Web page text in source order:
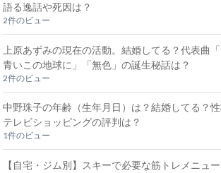
語る逸話や死因は？
2件のビュー
上原あずみの現在の活動。結婚してる？代表曲
青いこの地球に」「無色」の誕生秘話は？
2件のビュー
中野珠子の年齢（生年月日）は？結婚してる？
テレビショッピングの評判は？
1件のビュー
【自宅・ジム別】スキーで必要な筋トレメニュ